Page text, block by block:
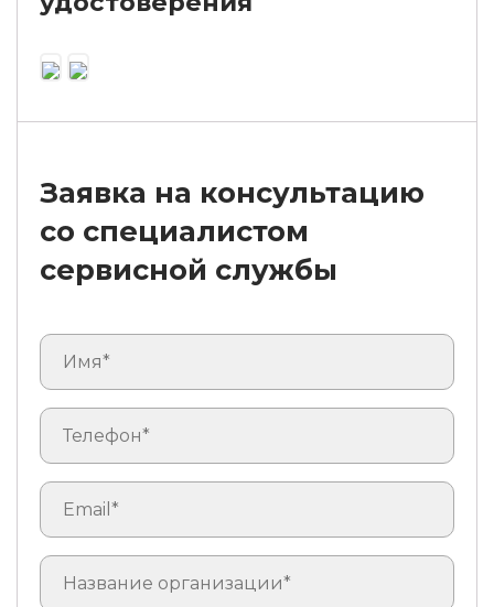
Заявка на консультацию
со специалистом
сервисной службы